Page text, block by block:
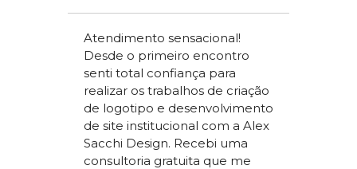
Atendimento sensacional!
Desde o primeiro encontro
senti total confiança para
realizar os trabalhos de criação
de logotipo e desenvolvimento
de site institucional com a Alex
Sacchi Design. Recebi uma
consultoria gratuita que me